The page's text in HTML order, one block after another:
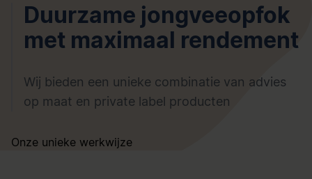
Duurzame jongveeopfok
met maximaal rendement
Wij bieden een unieke combinatie van advies
op maat en private label producten
Onze unieke werkwijze